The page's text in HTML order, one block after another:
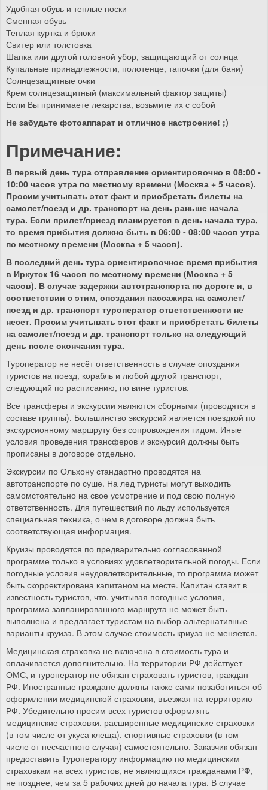
Удобная обувь и теплые носки
Сменная обувь
Теплая куртка и брюки
Свитер или толстовка
Шапка или другой головной убор, защищающий от солнца
Купальные принадлежности, полотенце, тапочки (для бани)
Солнцезащитные очки
Крем солнцезащитный (максимальный фактор защиты)
Если Вы принимаете лекарства, возьмите их с собой
Не забудьте фотоаппарат и отличное настроение! ;)
Примечание:
В первый день тура отправление ориентировочно в 08:00 -
10:00 часов утра по местному времени (Москва + 5 часов).
Просим учитывать этот факт и приобретать билеты на
самолет/поезд и др. транспорт на день раньше начала
тура. Если прилет/приезд планируется в день начала тура,
то время прибытия должно быть в 06:00 - 08:00 часов утра
по местному времени (Москва + 5 часов).
В последний день тура ориентировочное время прибытия
в Иркутск 16 часов по местному времени (Москва + 5
часов). В случае задержки автотранспорта по дороге и, в
соответствии с этим, опоздания пассажира на самолет/
поезд и др. транспорт туроператор ответственности не
несет. Просим учитывать этот факт и приобретать билеты
на самолет/поезд и др. транспорт только на следующий
день после окончания тура.
Туроператор не несёт ответственность в случае опоздания
туристов на поезд, корабль и любой другой транспорт,
следующий по расписанию, по вине туристов.
Все трансферы и экскурсии являются сборными (проводятся в
составе группы). Большинство экскурсий является поездкой по
экскурсионному маршруту без сопровождения гидом. Иные
условия проведения трансферов и экскурсий должны быть
прописаны в договоре отдельно.
Экскурсии по Ольхону стандартно проводятся на
автотранспорте по суше. На лед туристы могут выходить
самомстоятельно на свое усмотрение и под свою полную
ответственность. Для путешествий по льду используется
специальная техника, о чем в договоре должна быть
соответствующая информация.
Круизы проводятся по предварительно согласованной
программе только в условиях удовлетворительной погоды. Если
погодные условия неудовлетворительные, то программа может
быть скорректирована капитаном на месте. Капитан ставит в
известность туристов, что, учитывая погодные условия,
программа запланированного маршрута не может быть
выполнена и предлагает туристам на выбор альтернативные
варианты круиза. В этом случае стоимость криуза не меняется.
Медицинская страховка не включена в стоимость тура и
оплачивается дополнительно. На территории РФ действует
ОМС, и туроператор не обязан страховать туристов, граждан
РФ. Иностранные граждане должны также сами позаботиться об
оформлении медицинской страховки, въезжая на территорию
РФ. Убедительно просим всех туристов оформлять
медицинские страховки, расширенные медицинские страховки
(в том числе от укуса клеща), спортивные страховки (в том
числе от несчастного случая) самостоятельно. Заказчик обязан
предоставить Туроператору информацию по медицинским
страховкам на всех туристов, не являющихся гражданами РФ,
не позднее, чем за 5 рабочих дней до начала тура. В случае